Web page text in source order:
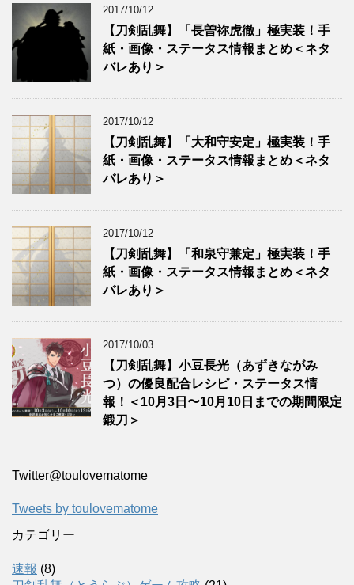
2017/10/12
【刀剣乱舞】「長曽祢虎徹」極実装！手
紙・画像・ステータス情報まとめ＜ネタ
バレあり＞
2017/10/12
【刀剣乱舞】「大和守安定」極実装！手
紙・画像・ステータス情報まとめ＜ネタ
バレあり＞
2017/10/12
【刀剣乱舞】「和泉守兼定」極実装！手
紙・画像・ステータス情報まとめ＜ネタ
バレあり＞
2017/10/03
【刀剣乱舞】小豆長光（あずきながみ
つ）の優良配合レシピ・ステータス情
報！＜10月3日〜10月10日までの期間限定
鍛刀＞
Twitter‎@toulovematome
Tweets by toulovematome
カテゴリー
速報 (8)